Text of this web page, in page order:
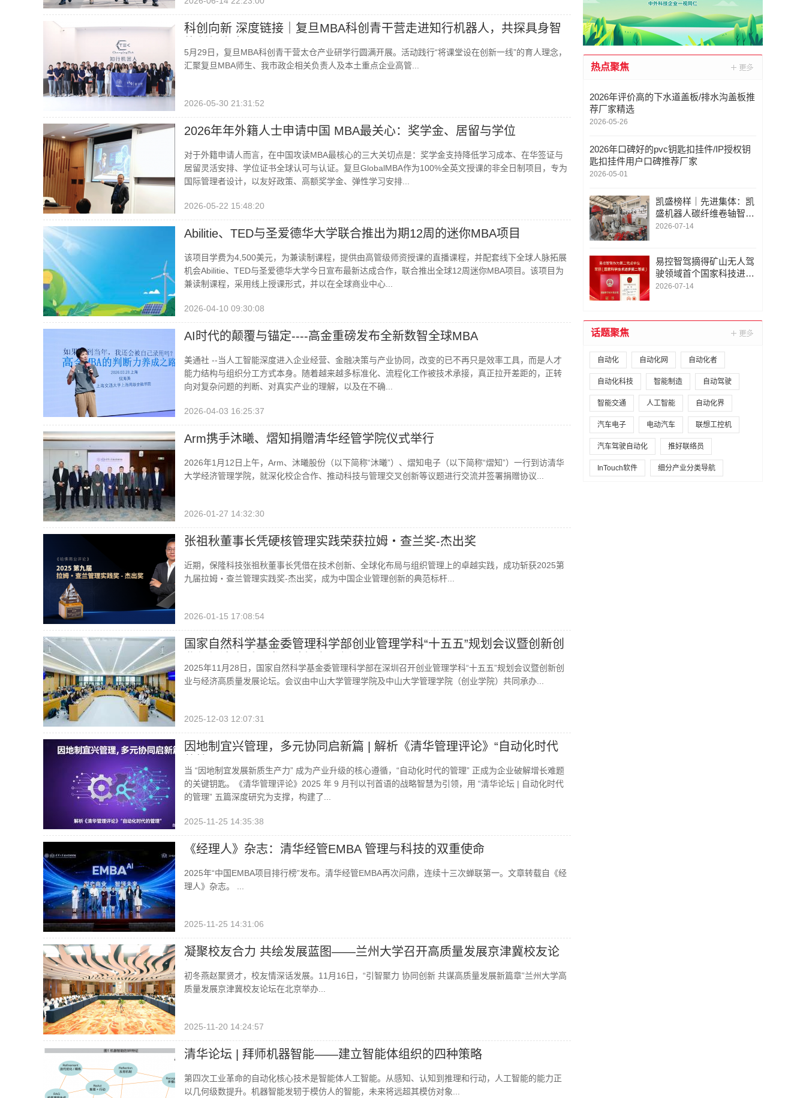
科创向新 深度链接｜复旦MBA科创青干营走进知行机器人，共探具身智
5月29日，复旦MBA科创青干营太仓产业研学行圆满开展。活动践行“将课堂设在创新一线”的育人理念，
汇聚复旦MBA师生、我市政企相关负责人及本土重点企业高管...
2026-05-30 21:31:52
2026年年外籍人士申请中国 MBA最关心：奖学金、居留与学位
对于外籍申请人而言，在中国攻读MBA最核心的三大关切点是：奖学金支持降低学习成本、在华签证与
居留灵活安排、学位证书全球认可与认证。复旦GlobalMBA作为100%全英文授课的非全日制项目，专为
国际管理者设计，以友好政策、高额奖学金、弹性学习安排...
2026-05-22 15:48:20
Abilitie、TED与圣爱德华大学联合推出为期12周的迷你MBA项目
该项目学费为4,500美元，为兼读制课程，提供由高管级师资授课的直播课程，并配套线下全球人脉拓展
机会Abilitie、TED与圣爱德华大学今日宣布最新达成合作，联合推出全球12周迷你MBA项目。该项目为
兼读制课程，采用线上授课形式，并以在全球商业中心...
2026-04-10 09:30:08
AI时代的颠覆与锚定----高金重磅发布全新数智全球MBA
美通社 --当人工智能深度进入企业经营、金融决策与产业协同，改变的已不再只是效率工具，而是人才
能力结构与组织分工方式本身。随着越来越多标准化、流程化工作被技术承接，真正拉开差距的，正转
向对复杂问题的判断、对真实产业的理解，以及在不确...
2026-04-03 16:25:37
Arm携手沐曦、熠知捐赠清华经管学院仪式举行
2026年1月12日上午，Arm、沐曦股份（以下简称“沐曦”）、熠知电子（以下简称“熠知”）一行到访清华
大学经济管理学院，就深化校企合作、推动科技与管理交叉创新等议题进行交流并签署捐赠协议...
2026-01-27 14:32:30
张祖秋董事长凭硬核管理实践荣获拉姆・查兰奖-杰出奖
近期，保隆科技张祖秋董事长凭借在技术创新、全球化布局与组织管理上的卓越实践，成功斩获2025第
九届拉姆・查兰管理实践奖-杰出奖，成为中国企业管理创新的典范标杆...
2026-01-15 17:08:54
国家自然科学基金委管理科学部创业管理学科“十五五”规划会议暨创新创
2025年11月28日，国家自然科学基金委管理科学部在深圳召开创业管理学科“十五五”规划会议暨创新创
业与经济高质量发展论坛。会议由中山大学管理学院及中山大学管理学院（创业学院）共同承办...
2025-12-03 12:07:31
因地制宜兴管理，多元协同启新篇 | 解析《清华管理评论》“自动化时代
当 “因地制宜发展新质生产力” 成为产业升级的核心遵循，“自动化时代的管理” 正成为企业破解增长难题
的关键钥匙。《清华管理评论》2025 年 9 月刊以刊首语的战略智慧为引领，用 “清华论坛 | 自动化时代
的管理” 五篇深度研究为支撑，构建了...
2025-11-25 14:35:38
《经理人》杂志：清华经管EMBA 管理与科技的双重使命
2025年“中国EMBA项目排行榜”发布。清华经管EMBA再次问鼎，连续十三次蝉联第一。文章转载自《经
理人》杂志。 ‍‍‍‍‍‍‍...
2025-11-25 14:31:06
凝聚校友合力 共绘发展蓝图——兰州大学召开高质量发展京津冀校友论
初冬燕赵聚贤才，校友情深话发展。11月16日，“引智聚力 协同创新 共谋高质量发展新篇章”兰州大学高
质量发展京津冀校友论坛在北京举办...
2025-11-20 14:24:57
清华论坛 | 拜师机器智能——建立智能体组织的四种策略
第四次工业革命的自动化核心技术是智能体人工智能。从感知、认知到推理和行动，人工智能的能力正
以几何级数提升。机器智能发轫于模仿人的智能，未来将远超其模仿对象...
热点聚焦
2026年评价高的下水道盖板/排水沟盖板推
荐厂家精选
2026-05-26
2026年口碑好的pvc钥匙扣挂件/IP授权钥
匙扣挂件用户口碑推荐厂家
2026-05-01
凯盛榜样｜先进集体：凯
盛机器人碳纤维卷轴智能
机器人集群项目创新团队
2026-07-14
易控智驾摘得矿山无人驾
驶领域首个国家科技进步
奖
2026-07-14
话题聚焦
自动化 自动化网 自动化者
自动化科技 智能制造 自动驾驶
智能交通 人工智能 自动化界
汽车电子 电动汽车 联想工控机
汽车驾驶自动化 推好联络员
InTouch软件 细分产业分类导航